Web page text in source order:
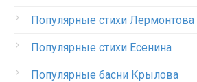
Популярные стихи Лермонтова
Популярные стихи Есенина
Популярные басни Крылова